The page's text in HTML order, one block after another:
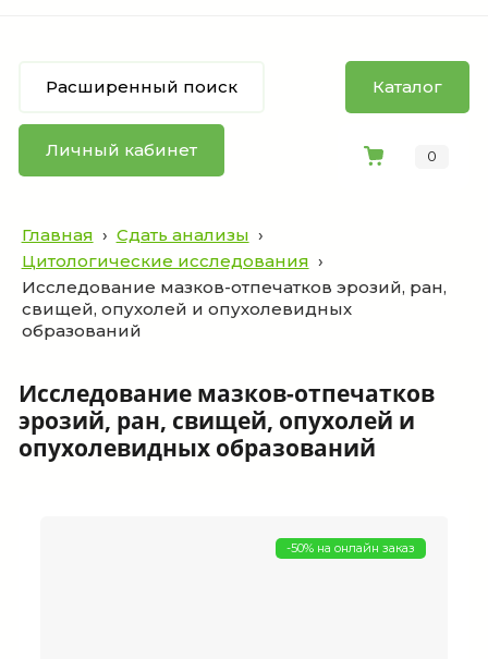
Расширенный поиск Каталог
Личный кабинет 0
Главная › Сдать анализы ›
Цитологические исследования ›
Исследование мазков-отпечатков эрозий, ран,
свищей, опухолей и опухолевидных
образований
Исследование мазков-отпечатков
эрозий, ран, свищей, опухолей и
опухолевидных образований
-50% на онлайн заказ